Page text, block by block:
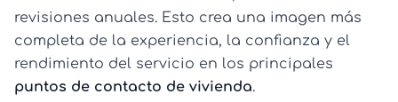
revisiones anuales. Esto crea una imagen más
completa de la experiencia, la confianza y el
rendimiento del servicio en los principales
puntos de contacto de vivienda.